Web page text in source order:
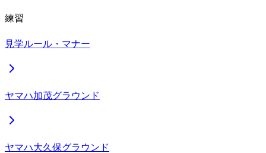
練習
見学ルール・マナー
ヤマハ加茂グラウンド
ヤマハ大久保グラウンド